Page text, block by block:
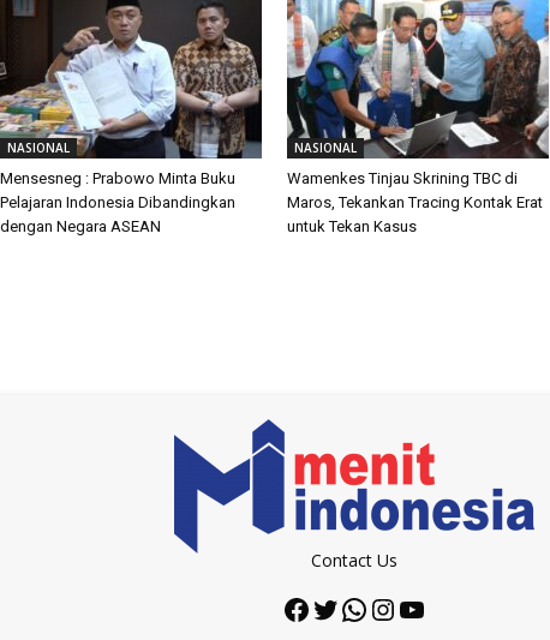
NASIONAL
Mensesneg : Prabowo Minta Buku
Pelajaran Indonesia Dibandingkan
dengan Negara ASEAN
NASIONAL
Wamenkes Tinjau Skrining TBC di
Maros, Tekankan Tracing Kontak Erat
untuk Tekan Kasus
Contact Us
Facebook
Twitter
WhatsApp
Instagram
YouTube